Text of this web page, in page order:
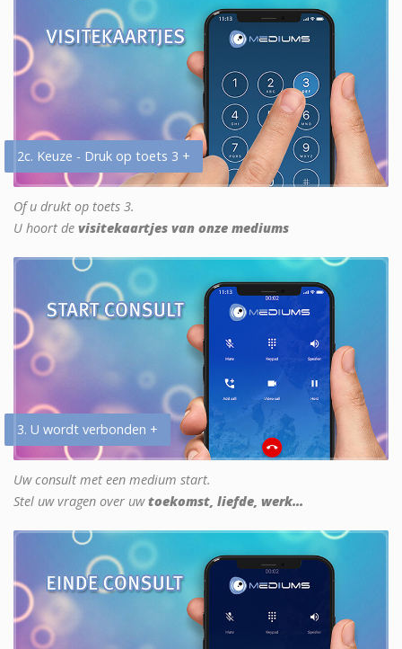
2c. Keuze - Druk op toets 3 +
Of u drukt op toets 3.
U hoort de visitekaartjes van onze mediums
3. U wordt verbonden +
Uw consult met een medium start.
Stel uw vragen over uwtoekomst, liefde, werk...